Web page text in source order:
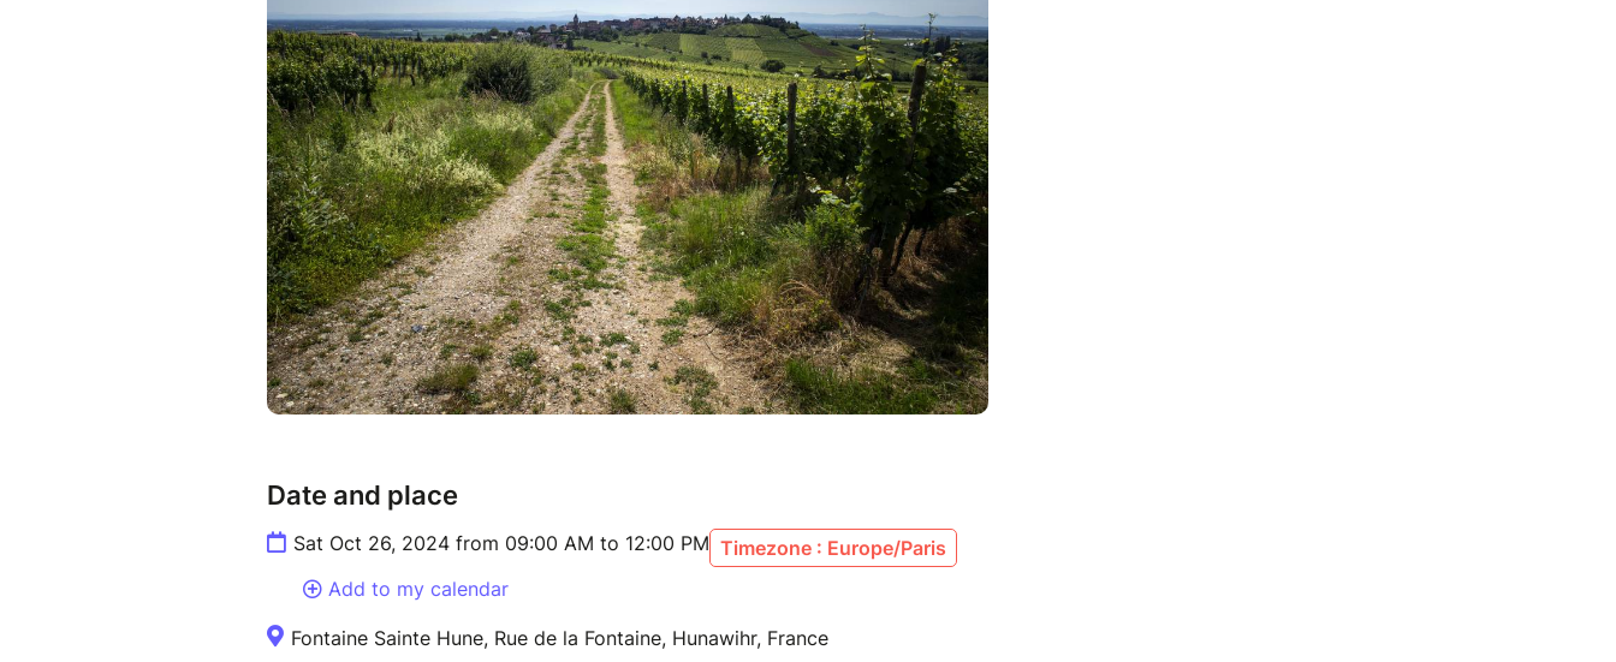
Date and place
Sat Oct 26, 2024 from 09:00 AM to 12:00 PM Timezone : Europe/Paris
Add to my calendar
Fontaine Sainte Hune, Rue de la Fontaine, Hunawihr, France